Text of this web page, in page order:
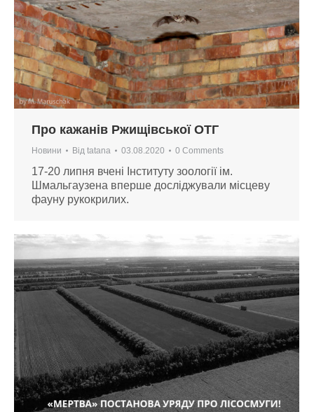
Про кажанів Ржищівської ОТГ
Новини Від tatana 03.08.2020 0 Comments
17-20 липня вчені Інституту зоології ім.
Шмальгаузена вперше досліджували місцеву
фауну рукокрилих.